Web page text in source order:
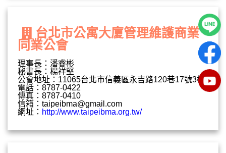
台北市公寓大廈管理維護商業
同業公會
理事長：潘睿彬
秘書長：楊祥堅
公會地址：11065台北市信義區永吉路120巷17號3樓
電話：8787-0422
傳真：8787-0410
信箱： taipeibma@gmail.com
網址： http://www.taipeibma.org.tw/